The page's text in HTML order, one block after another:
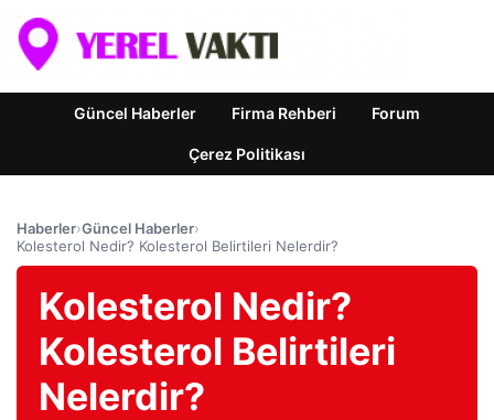
Güncel Haberler Firma Rehberi Forum
Çerez Politikası
Haberler›Güncel Haberler›
Kolesterol Nedir? Kolesterol Belirtileri Nelerdir?
Kolesterol Nedir?
Kolesterol Belirtileri
Nelerdir?